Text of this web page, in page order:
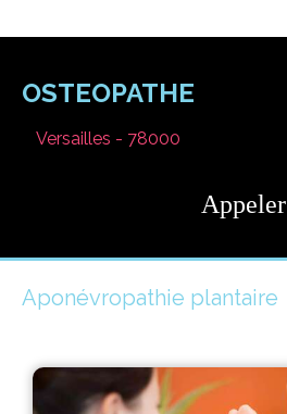
OSTEOPATHE
Versailles - 78000
Appeler
Aponévropathie plantaire